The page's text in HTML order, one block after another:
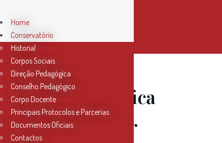
13 Out
Música
Pré-Escolar
Home
Conservatório
Historial
Corpos Sociais
Direção Pedagógica
Conselho Pedagógico
Corpo Docente
Principais Protocolos e Parcerias
Documentos Oficiais
Contactos